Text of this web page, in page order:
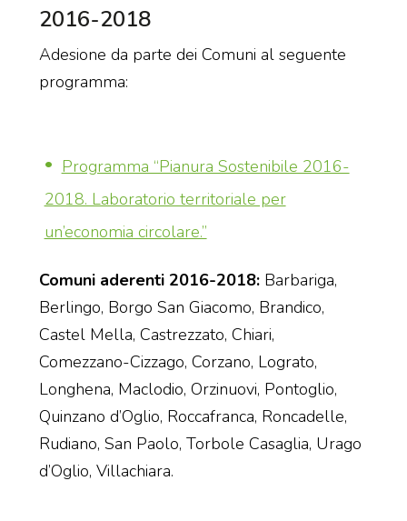
2016-2018
Adesione da parte dei Comuni al seguente
programma:
Programma “Pianura Sostenibile 2016-
2018. Laboratorio territoriale per
un’economia circolare.”
Comuni aderenti 2016-2018:Barbariga,
Berlingo, Borgo San Giacomo, Brandico,
Castel Mella, Castrezzato, Chiari,
Comezzano-Cizzago, Corzano, Lograto,
Longhena, Maclodio, Orzinuovi, Pontoglio,
Quinzano d’Oglio, Roccafranca, Roncadelle,
Rudiano, San Paolo, Torbole Casaglia, Urago
d’Oglio, Villachiara.